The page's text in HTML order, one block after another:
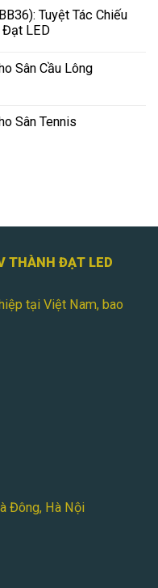
Tuyệt Tác Chiếu
Đạt LED
Sân Cầu Lông
Sân Tennis
THÀNH ĐẠT LED
tại Việt Nam, bao
Đông, Hà Nội